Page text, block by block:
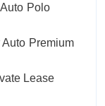
Polo
Auto Premium
Lease